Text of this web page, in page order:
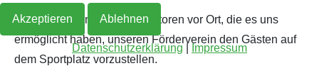
Danke auch an die Organisatoren vor Ort, die es uns
ermöglicht haben, unseren Förderverein den Gästen auf
dem Sportplatz vorzustellen.
Akzeptieren Ablehnen
Datenschutzerklärung Impressum
Archiv 2018
Archiv 2017